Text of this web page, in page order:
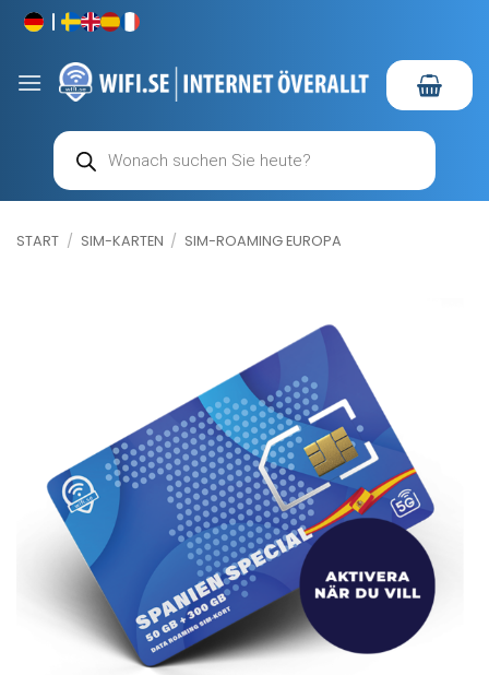
Zum
Inhalt
springen
Products
search
START / SIM-KARTEN / SIM-ROAMING EUROPA